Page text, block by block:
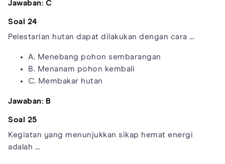
Jawaban: C
Soal 24
Pelestarian hutan dapat dilakukan dengan cara …
A. Menebang pohon sembarangan
B. Menanam pohon kembali
C. Membakar hutan
Jawaban: B
Soal 25
Kegiatan yang menunjukkan sikap hemat energi
adalah …